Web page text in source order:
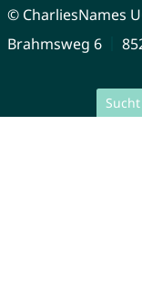
© CharliesNames
Brahmsweg 6